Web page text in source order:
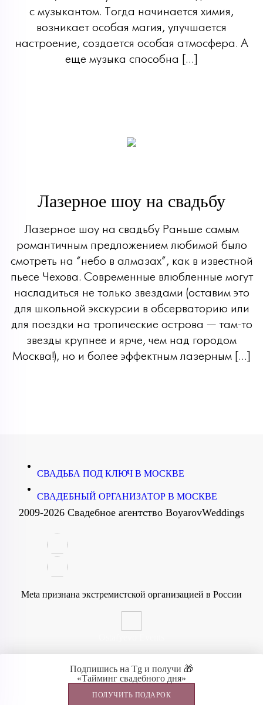
с музыкантом. Тогда начинается химия,
возникает особая магия, улучшается
настроение, создается особая атмосфера. А
еще музыка способна […]
Лазерное шоу на свадьбу
Лазерное шоу на свадьбу Раньше самым
романтичным предложением любимой было
смотреть на “небо в алмазах”, как в известной
пьесе Чехова. Современные влюбленные могут
насладиться не только звездами (оставим это
для школьной экскурсии в обсерваторию или
для поездки на тропические острова — там-то
звезды крупнее и ярче, чем над городом
Москва!), но и более эффектным лазерным […]
СВАДЬБА ПОД КЛЮЧ В МОСКВЕ
СВАДЕБНЫЙ ОРГАНИЗАТОР В МОСКВЕ
2009-2026 Свадебное агентство BoyarovWeddings
Meta признана экстремистской организацией в России
Подпишись на Tg и получи 🎁
«Тайминг свадебного дня»
ПОЛУЧИТЬ ПОДАРОК